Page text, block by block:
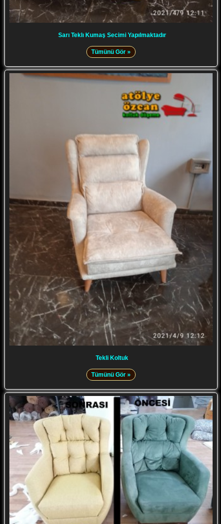
Sarı Teklı Kumaş Secimi Yapılmaktadır
Tümünü Gör »
Tekli Koltuk
Tümünü Gör »